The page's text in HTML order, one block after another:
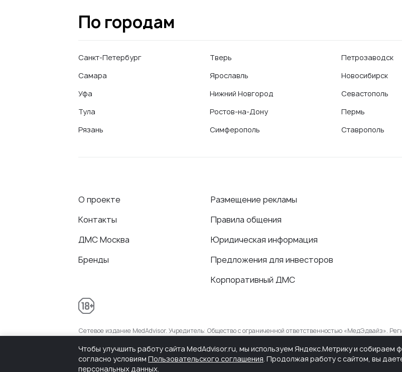
По городам
Санкт-Петербург
Самара
Уфа
Тула
Рязань
Тверь
Ярославль
Нижний Новгород
Ростов-на-Дону
Симферополь
Петрозаводск
Новосибирск
Севастополь
Пермь
Ставрополь
О проекте
Контакты
ДМС Москва
Бренды
Размещение рекламы
Правила общения
Юридическая информация
Предложения для инвесторов
Корпоративный ДМС
Сетевое издание MedAdvisor. Учредитель: Общество с ограниченной ответственностью «МедЭдвайз».
Чтобы улучшить работу сайта MedAdvisor.ru, мы используем Яндекс.Метрику и
согласно условиям Пользовательского соглашения. Продолжая работу с сайтом, вы
персональных данных.